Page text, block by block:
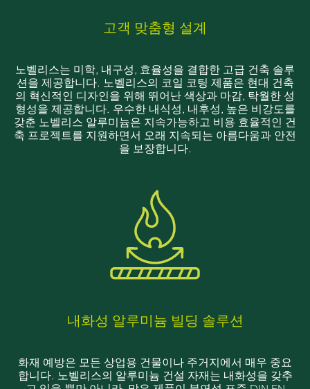
고객 맞춤형 설계
노벨리스는 미학, 내구성, 효율성을 결합한 고급 건축 솔루
션을 제공합니다. 노벨리스의 코일 코팅 제품은 현대 건축
의 혁신적인 디자인을 위해 뛰어난 색상과 마감, 탁월한 성
형성을 제공합니다. 우수한 내식성, 내후성, 높은 비강도를
갖춘 노벨리스 알루미늄은 지속가능하고 비용 효율적인 건
축 프로젝트를 지원하면서 오래 지속되는 아름다움과 안전
을 보장합니다.
내화성 알루미늄 빌딩 솔루션
화재 예방은 모든 상업용 건물이나 주거지에서 매우 중요
합니다. 노벨리스의 알루미늄 건설 자재는 내화성을 갖추